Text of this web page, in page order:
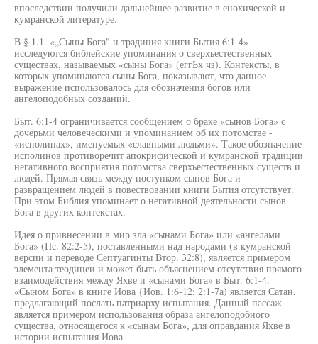
впоследствии получили дальнейшее развитие в енохической и
кумранской литературе.
В § 1.1. «„Сыны Бога" н традиция книги Бытия 6:1-4»
исследуются библейские упоминания о сверхъестественных
существах, называемых «сыны Бога» (еггЬх чз). Контексты, в
которых упоминаются сыны Бога, показывают, что данное
выражение использовалось для обозначения богов или
ангелоподобных созданий.
Быт. 6:1-4 ограничивается сообщением о браке «сынов Бога» с
дочерьми человеческими и упоминанием об их потомстве -
«исполинах», именуемых «славными людьми». Такое обозначение
исполинов противоречит апокрифической и кумранской традиции
негативного восприятия потомства сверхъестественных существ и
людей. Прямая связь между поступком сынов Бога и
развращением людей в повествовании книги Бытия отсутствует.
При этом Библия упоминает о негативной деятельности сынов
Бога в других контекстах.
Идея о привнесении в мир зла «сынами Бога» или «ангелами
Бога» (Пс. 82:2-5), поставленными над народами (в кумранской
версии и переводе Септуагинты Втор. 32:8), является примером
элемента теодицеи и может быть объяснением отсутствия прямого
взаимодействия между Яхве и «сынами Бога» в Быт. 6:1-4.
«Сыном Бога» в книге Иова {Иов. 1:6-12; 2:1-7а) является Сатан,
предлагающий послать патриарху испытания. Данный пассаж
является примером использования образа ангелоподобного
существа, относящегося к «сынам Бога», для оправдания Яхве в
истории испытания Иова.